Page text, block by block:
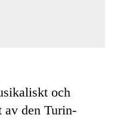
och
av den Turin-